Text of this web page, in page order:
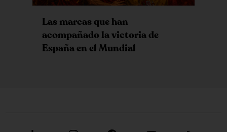
Las marcas que han
acompañado la victoria de
España en el Mundial